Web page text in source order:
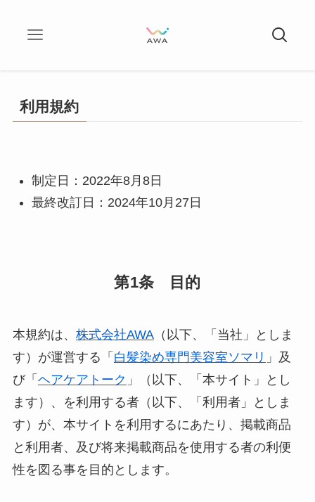
利用規約
制定日：2022年8月8日
最終改訂日：2024年10月27日
第1条 目的
本規約は、 株式会社AWA（以下、「当社」としま
す）が運営する「 白髪染め専門美容室ソマリ 」及
び「 ヘアケアトーク 」（以下、「本サイト」とし
ます）、を利用する者（以下、「利用者」としま
す）が、本サイトを利用するにあたり、掲載商品
と利用者、及び将来掲載商品を使用する者の利便
性を図る事を目的とします。